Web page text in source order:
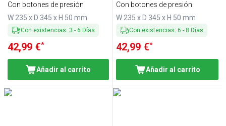
KJBXLK2W
Con botones de presión
W 235 x D 345 x H 50 mm
Con existencias: 3 - 6 Días
42,99 €*
Añadir al carrito
KJBXXLK2W
Con botones de presión
W 235 x D 345 x H 50 mm
Con existencias: 6 - 8 Días
42,99 €*
Añadir al carrito